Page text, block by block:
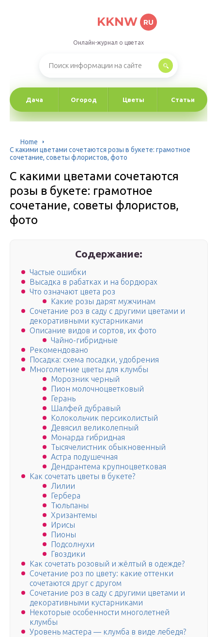
KKNW RU
Онлайн-журнал о цветах
Дача Огород Цветы Статьи
Home
С какими цветами сочетаются розы в букете: грамотное
сочетание, советы флористов, фото
С какими цветами сочетаются
розы в букете: грамотное
сочетание, советы флористов,
фото
Содержание:
Частые ошибки
Высадка в рабатках и на бордюрах
Что означают цвета роз
Какие розы дарят мужчинам
Сочетание роз в саду с другими цветами и
декоративными кустарниками
Описание видов и сортов, их фото
Чайно-гибридные
Рекомендовано
Посадка: схема посадки, удобрения
Многолетние цветы для клумбы
Морозник черный
Пион молочноцветковый
Герань
Шалфей дубравый
Колокольчик персиколистый
Девясил великолепный
Монарда гибридная
Тысячелистник обыкновенный
Астра подушечная
Дендрантема крупноцветковая
Как сочетать цветы в букете?
Лилии
Гербера
Тюльпаны
Хризантемы
Ирисы
Пионы
Подсолнухи
Гвоздики
Как сочетать розовый и жёлтый в одежде?
Сочетание роз по цвету: какие оттенки
сочетаются друг с другом
Сочетание роз в саду с другими цветами и
декоративными кустарниками
Некоторые особенности многолетней
клумбы
Уровень мастера — клумба в виде лебедя?